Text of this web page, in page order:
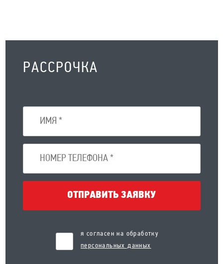
РАССРОЧКА
ОТПРАВИТЬ ЗАЯВКУ
я согласен на обработку
персональных данных